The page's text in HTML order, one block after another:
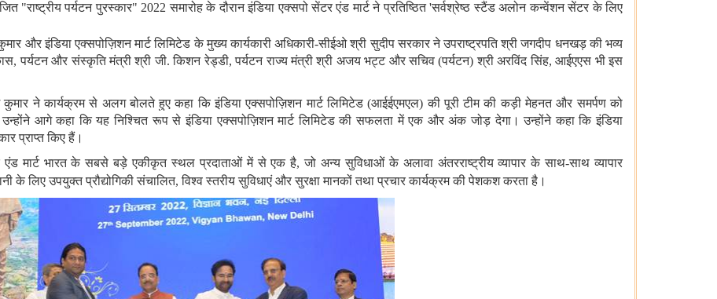
"राष्ट्रीय पर्यटन पुरस्कार" 2022 समारोह के दौरान इंडिया एक्सपो सेंटर एंड मार्ट ने प्रतिष्ठित 'सर्वश्रेष्ठ स्टैंड अलोन कन्वेंशन सेंटर के लिए
और इंडिया एक्सपोज़िशन मार्ट लिमिटेड के मुख्य कार्यकारी अधिकारी-सीईओ श्री सुदीप सरकार ने उपराष्ट्रपति श्री जगदीप धनखड़ की भव्य
पर्यटन और संस्कृति मंत्री श्री जी. किशन रेड्डी, पर्यटन राज्य मंत्री श्री अजय भट्ट और सचिव (पर्यटन) श्री अरविंद सिंह, आईएएस भी इस
कुमार ने कार्यक्रम से अलग बोलते हुए कहा कि इंडिया एक्सपोज़िशन मार्ट लिमिटेड (आईईएमएल) की पूरी टीम की कड़ी मेहनत और समर्पण को
उन्होंने आगे कहा कि यह निश्चित रूप से इंडिया एक्सपोज़िशन मार्ट लिमिटेड की सफलता में एक और अंक जोड़ देगा। उन्होंने कहा कि इंडिया
प्राप्त किए हैं।
एंड मार्ट भारत के सबसे बड़े एकीकृत स्थल प्रदाताओं में से एक है, जो अन्य सुविधाओं के अलावा अंतरराष्ट्रीय व्यापार के साथ-साथ व्यापार
के लिए उपयुक्त प्रौद्योगिकी संचालित, विश्व स्तरीय सुविधाएं और सुरक्षा मानकों तथा प्रचार कार्यक्रम की पेशकश करता है।